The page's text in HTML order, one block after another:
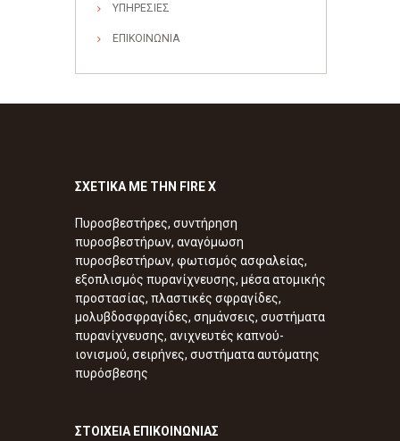
ΥΠΗΡΕΣΙΕΣ
ΕΠΙΚΟΙΝΩΝΙΑ
ΣΧΕΤΙΚΑ ΜΕ ΤΗΝ FIRE X
Πυροσβεστήρες, συντήρηση
πυροσβεστήρων, αναγόμωση
πυροσβεστήρων, φωτισμός ασφαλείας,
εξοπλισμός πυρανίχνευσης, μέσα ατομικής
προστασίας, πλαστικές σφραγίδες,
μολυβδοσφραγίδες, σημάνσεις, συστήματα
πυρανίχνευσης, ανιχνευτές καπνού-
ιονισμού, σειρήνες, συστήματα αυτόματης
πυρόσβεσης
ΣΤΟΙΧΕΙΑ ΕΠΙΚΟΙΝΩΝΙΑΣ